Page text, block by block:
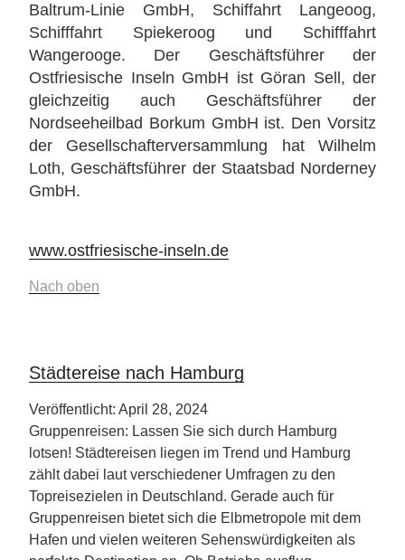
Baltrum-Linie GmbH, Schiffahrt Langeoog,
Schifffahrt Spiekeroog und Schifffahrt
Wangerooge. Der Geschäftsführer der
Ostfriesische Inseln GmbH ist Göran Sell, der
gleichzeitig auch Geschäftsführer der
Nordseeheilbad Borkum GmbH ist. Den Vorsitz
der Gesellschafterversammlung hat Wilhelm
Loth, Geschäftsführer der Staatsbad Norderney
GmbH.
www.ostfriesische-inseln.de
Nach oben
Städtereise nach Hamburg
Veröffentlicht: April 28, 2024
Gruppenreisen: Lassen Sie sich durch Hamburg
lotsen! Städtereisen liegen im Trend und Hamburg
zählt dabei laut verschiedener Umfragen zu den
Topreisezielen in Deutschland. Gerade auch für
Gruppenreisen bietet sich die Elbmetropole mit dem
Hafen und vielen weiteren Sehenswürdigkeiten als